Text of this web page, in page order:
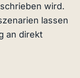
wird.
lassen
an direkt